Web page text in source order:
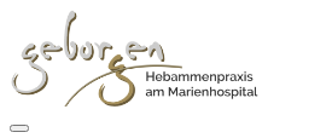
Inhalt
springen